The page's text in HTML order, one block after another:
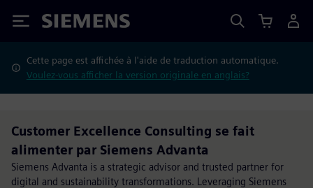
Siemens
Cette page est affichée à l'aide de traduction automatique.
Voulez-vous afficher la version originale en anglais?
Customer Excellence Consulting se fait
alimenter par Siemens Advanta
Siemens Advanta is a strategic advisor and trusted partner for
digital and sustainability transformations. Leveraging Siemens